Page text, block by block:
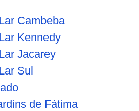
Cambeba
Kennedy
Jacarey
Sul
de Fátima